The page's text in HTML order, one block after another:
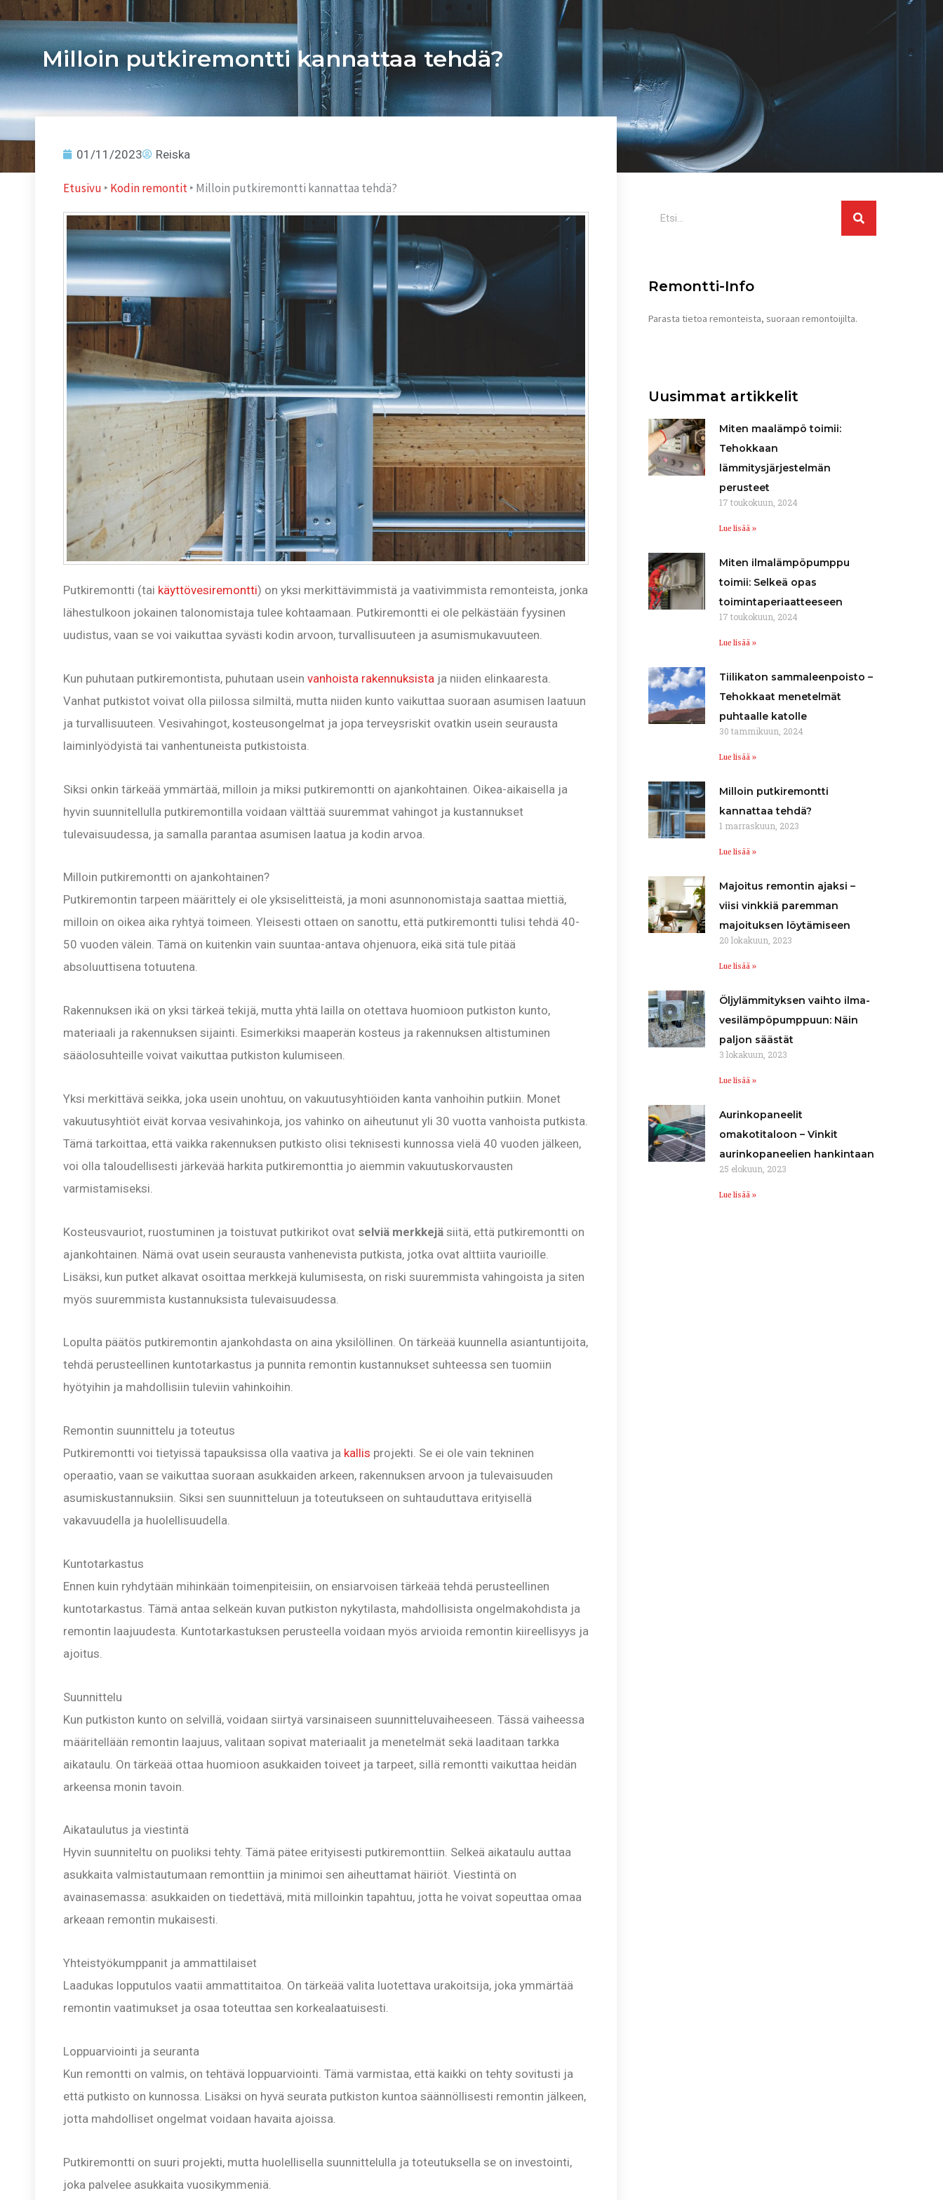
Milloin putkiremontti kannattaa tehdä?
01/11/2023 Reiska
Etusivu ‣Kodin remontit‣Milloin putkiremontti kannattaa tehdä?
Putkiremontti (tai käyttövesiremontti) on yksi merkittävimmistä ja vaativimmista remonteista, jonka
lähestulkoon jokainen talonomistaja tulee kohtaamaan. Putkiremontti ei ole pelkästään fyysinen
uudistus, vaan se voi vaikuttaa syvästi kodin arvoon, turvallisuuteen ja asumismukavuuteen.
Kun puhutaan putkiremontista, puhutaan usein vanhoista rakennuksista ja niiden elinkaaresta.
Vanhat putkistot voivat olla piilossa silmiltä, mutta niiden kunto vaikuttaa suoraan asumisen laatuun
ja turvallisuuteen. Vesivahingot, kosteusongelmat ja jopa terveysriskit ovatkin usein seurausta
laiminlyödyistä tai vanhentuneista putkistoista.
Siksi onkin tärkeää ymmärtää, milloin ja miksi putkiremontti on ajankohtainen. Oikea-aikaisella ja
hyvin suunnitellulla putkiremontilla voidaan välttää suuremmat vahingot ja kustannukset
tulevaisuudessa, ja samalla parantaa asumisen laatua ja kodin arvoa.
Milloin putkiremontti on ajankohtainen?
Putkiremontin tarpeen määrittely ei ole yksiselitteistä, ja moni asunnonomistaja saattaa miettiä,
milloin on oikea aika ryhtyä toimeen. Yleisesti ottaen on sanottu, että putkiremontti tulisi tehdä 40-
50 vuoden välein. Tämä on kuitenkin vain suuntaa-antava ohjenuora, eikä sitä tule pitää
absoluuttisena totuutena.
Rakennuksen ikä on yksi tärkeä tekijä, mutta yhtä lailla on otettava huomioon putkiston kunto,
materiaali ja rakennuksen sijainti. Esimerkiksi maaperän kosteus ja rakennuksen altistuminen
sääolosuhteille voivat vaikuttaa putkiston kulumiseen.
Yksi merkittävä seikka, joka usein unohtuu, on vakuutusyhtiöiden kanta vanhoihin putkiin. Monet
vakuutusyhtiöt eivät korvaa vesivahinkoja, jos vahinko on aiheutunut yli 30 vuotta vanhoista putkista.
Tämä tarkoittaa, että vaikka rakennuksen putkisto olisi teknisesti kunnossa vielä 40 vuoden jälkeen,
voi olla taloudellisesti järkevää harkita putkiremonttia jo aiemmin vakuutuskorvausten
varmistamiseksi.
Kosteusvauriot, ruostuminen ja toistuvat putkirikot ovat selviä merkkejä siitä, että putkiremontti on
ajankohtainen. Nämä ovat usein seurausta vanhenevista putkista, jotka ovat alttiita vaurioille.
Lisäksi, kun putket alkavat osoittaa merkkejä kulumisesta, on riski suuremmista vahingoista ja siten
myös suuremmista kustannuksista tulevaisuudessa.
Lopulta päätös putkiremontin ajankohdasta on aina yksilöllinen. On tärkeää kuunnella asiantuntijoita,
tehdä perusteellinen kuntotarkastus ja punnita remontin kustannukset suhteessa sen tuomiin
hyötyihin ja mahdollisiin tuleviin vahinkoihin.
Remontin suunnittelu ja toteutus
Putkiremontti voi tietyissä tapauksissa olla vaativa ja kallis projekti. Se ei ole vain tekninen
operaatio, vaan se vaikuttaa suoraan asukkaiden arkeen, rakennuksen arvoon ja tulevaisuuden
asumiskustannuksiin. Siksi sen suunnitteluun ja toteutukseen on suhtauduttava erityisellä
vakavuudella ja huolellisuudella.
Kuntotarkastus
Ennen kuin ryhdytään mihinkään toimenpiteisiin, on ensiarvoisen tärkeää tehdä perusteellinen
kuntotarkastus. Tämä antaa selkeän kuvan putkiston nykytilasta, mahdollisista ongelmakohdista ja
remontin laajuudesta. Kuntotarkastuksen perusteella voidaan myös arvioida remontin kiireellisyys ja
ajoitus.
Suunnittelu
Kun putkiston kunto on selvillä, voidaan siirtyä varsinaiseen suunnitteluvaiheeseen. Tässä vaiheessa
määritellään remontin laajuus, valitaan sopivat materiaalit ja menetelmät sekä laaditaan tarkka
aikataulu. On tärkeää ottaa huomioon asukkaiden toiveet ja tarpeet, sillä remontti vaikuttaa heidän
arkeensa monin tavoin.
Aikataulutus ja viestintä
Hyvin suunniteltu on puoliksi tehty. Tämä pätee erityisesti putkiremonttiin. Selkeä aikataulu auttaa
asukkaita valmistautumaan remonttiin ja minimoi sen aiheuttamat häiriöt. Viestintä on
avainasemassa: asukkaiden on tiedettävä, mitä milloinkin tapahtuu, jotta he voivat sopeuttaa omaa
arkeaan remontin mukaisesti.
Yhteistyökumppanit ja ammattilaiset
Laadukas lopputulos vaatii ammattitaitoa. On tärkeää valita luotettava urakoitsija, joka ymmärtää
remontin vaatimukset ja osaa toteuttaa sen korkealaatuisesti.
Loppuarviointi ja seuranta
Kun remontti on valmis, on tehtävä loppuarviointi. Tämä varmistaa, että kaikki on tehty sovitusti ja
että putkisto on kunnossa. Lisäksi on hyvä seurata putkiston kuntoa säännöllisesti remontin jälkeen,
jotta mahdolliset ongelmat voidaan havaita ajoissa.
Putkiremontti on suuri projekti, mutta huolellisella suunnittelulla ja toteutuksella se on investointi,
joka palvelee asukkaita vuosikymmeniä.
Remontti-Info
Parasta tietoa remonteista, suoraan remontoijilta.
Uusimmat artikkelit
Miten maalämpö toimii:
Tehokkaan
lämmitysjärjestelmän
perusteet
17 toukokuun, 2024
Lue lisää »
Miten ilmalämpöpumppu
toimii: Selkeä opas
toimintaperiaatteeseen
17 toukokuun, 2024
Lue lisää »
Tiilikaton sammaleenpoisto –
Tehokkaat menetelmät
puhtaalle katolle
30 tammikuun, 2024
Lue lisää »
Milloin putkiremontti
kannattaa tehdä?
1 marraskuun, 2023
Lue lisää »
Majoitus remontin ajaksi –
viisi vinkkiä paremman
majoituksen löytämiseen
20 lokakuun, 2023
Lue lisää »
Öljylämmityksen vaihto ilma-
vesilämpöpumppuun: Näin
paljon säästät
3 lokakuun, 2023
Lue lisää »
Aurinkopaneelit
omakotitaloon – Vinkit
aurinkopaneelien hankintaan
25 elokuun, 2023
Lue lisää »